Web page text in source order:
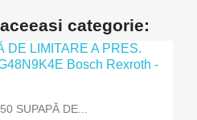
categorie:
SUPAPĂ DE...